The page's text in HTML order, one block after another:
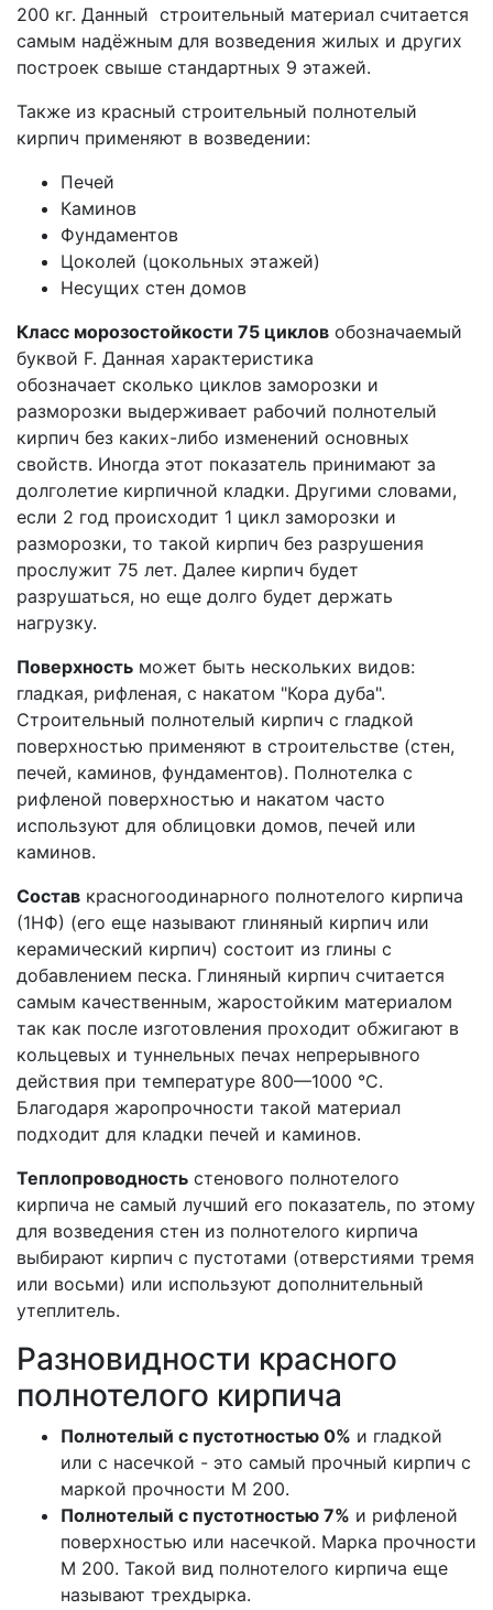
200 кг. Данный строительный материал считается
самым надёжным для возведения жилых и других
построек свыше стандартных 9 этажей.
Также из красный строительный полнотелый
кирпич применяют в возведении:
Печей
Каминов
Фундаментов
Цоколей (цокольных этажей)
Несущих стен домов
Класс морозостойкости 75 циклов обозначаемый
буквой F. Данная характеристика
обозначает сколько циклов заморозки и
разморозки выдерживает рабочий полнотелый
кирпич без каких-либо изменений основных
свойств. Иногда этот показатель принимают за
долголетие кирпичной кладки. Другими словами,
если 2 год происходит 1 цикл заморозки и
разморозки, то такой кирпич без разрушения
прослужит 75 лет. Далее кирпич будет
разрушаться, но еще долго будет держать
нагрузку.
Поверхность может быть нескольких видов:
гладкая, рифленая, с накатом "Кора дуба".
Строительный полнотелый кирпич с гладкой
поверхностью применяют в строительстве (стен,
печей, каминов, фундаментов). Полнотелка с
рифленой поверхностью и накатом часто
используют для облицовки домов, печей или
каминов.
Состав красногоодинарного полнотелого кирпича
(1НФ) (его еще называют глиняный кирпич или
керамический кирпич) состоит из глины с
добавлением песка. Глиняный кирпич считается
самым качественным, жаростойким материалом
так как после изготовления проходит обжигают в
кольцевых и туннельных печах непрерывного
действия при температуре 800—1000 °C.
Благодаря жаропрочности такой материал
подходит для кладки печей и каминов.
Теплопроводность стенового полнотелого
кирпича не самый лучший его показатель, по этому
для возведения стен из полнотелого кирпича
выбирают кирпич с пустотами (отверстиями тремя
или восьми) или используют дополнительный
утеплитель.
Разновидности красного
полнотелого кирпича
Полнотелый с пустотностью 0% и гладкой
или с насечкой - это самый прочный кирпич с
маркой прочности М 200.
Полнотелый с пустотностью 7% и рифленой
поверхностью или насечкой. Марка прочности
М 200. Такой вид полнотелого кирпича еще
называют трехдырка.